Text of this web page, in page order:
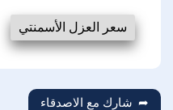
سعر العزل الأسمنتي
شارك مع الاصدقاء